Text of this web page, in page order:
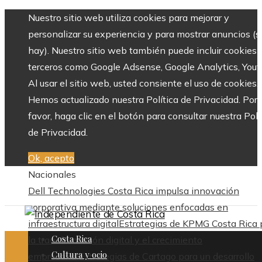
Nuestro sitio web utiliza cookies para mejorar y
personalizar su experiencia y para mostrar anuncios
hay). Nuestro sitio web también puede incluir cookies
terceros como Google Adsense, Google Analytics,
Al usar el sitio web, usted consiente el uso de cookies.
Hemos actualizado nuestra Política de Privacidad. Por
favor, haga clic en el botón para consultar nuestra
de Privacidad.
Ok, acepto
Nacionales
Dell Technologies Costa Rica impulsa innovación
corporativa mediante soluciones enfocadas en
infraestructura digitalEstrategias de KPMG Costa Rica
la transformación digital y el crecimiento
empresarialEstrategias de Cartago para un desarrollo
Costa Rica
Cultura y ocio